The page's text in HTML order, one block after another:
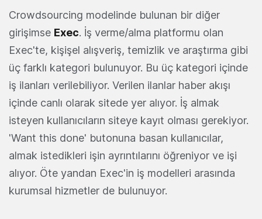
Crowdsourcing modelinde bulunan bir diğer
girişimse Exec. İş verme/alma platformu olan
Exec'te, kişişel alışveriş, temizlik ve araştırma gibi
üç farklı kategori bulunuyor. Bu üç kategori içinde
iş ilanları verilebiliyor. Verilen ilanlar haber akışı
içinde canlı olarak sitede yer alıyor. İş almak
isteyen kullanıcıların siteye kayıt olması gerekiyor.
'Want this done' butonuna basan kullanıcılar,
almak istedikleri işin ayrıntılarını öğreniyor ve işi
alıyor. Öte yandan Exec'in iş modelleri arasında
kurumsal hizmetler de bulunuyor.